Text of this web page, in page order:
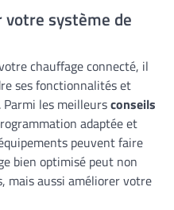
votre système de
chauffage connecté, il
ses fonctionnalités et
Parmi les meilleursconseils
adaptée et
peuvent faire
bien optimisé peut non
mais aussi améliorer votre